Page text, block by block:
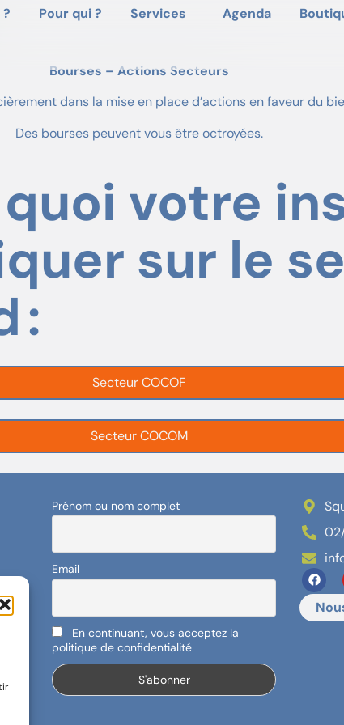
Pour qui ? Services Agenda
Bourses – Actions Secteurs
dans la mise en place d’actions en faveur du
Des bourses peuvent vous être octroyées.
quoi votre
sur le
:
Secteur COCOF
Secteur COCOM
Prénom ou nom complet
Email
En continuant, vous acceptez la
politique de confidentialité